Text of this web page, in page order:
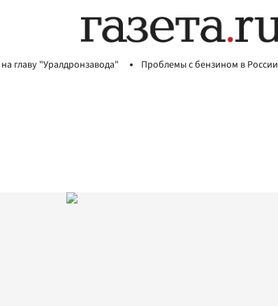
главу "Уралдронзавода" Проблемы с бензином в России